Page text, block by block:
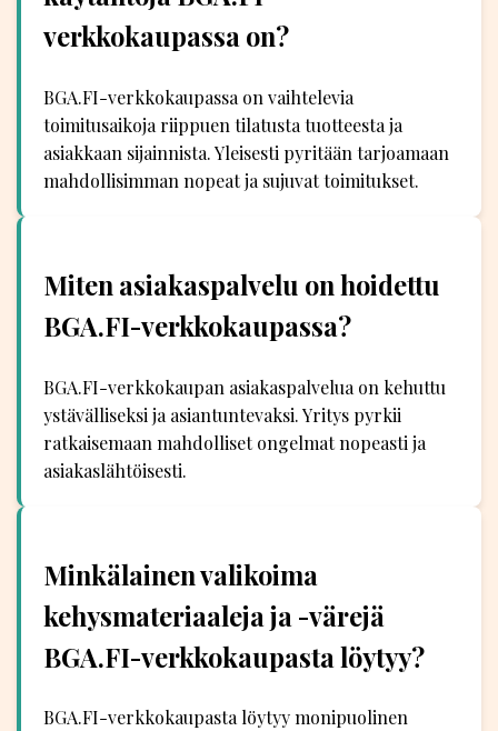
verkkokaupassa on?
BGA.FI-verkkokaupassa on vaihtelevia
toimitusaikoja riippuen tilatusta tuotteesta ja
asiakkaan sijainnista. Yleisesti pyritään tarjoamaan
mahdollisimman nopeat ja sujuvat toimitukset.
Miten asiakaspalvelu on hoidettu
BGA.FI-verkkokaupassa?
BGA.FI-verkkokaupan asiakaspalvelua on kehuttu
ystävälliseksi ja asiantuntevaksi. Yritys pyrkii
ratkaisemaan mahdolliset ongelmat nopeasti ja
asiakaslähtöisesti.
Minkälainen valikoima
kehysmateriaaleja ja -värejä
BGA.FI-verkkokaupasta löytyy?
BGA.FI-verkkokaupasta löytyy monipuolinen